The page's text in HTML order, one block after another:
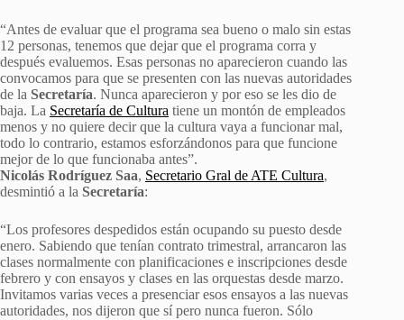
“Antes de evaluar que el programa sea bueno o malo sin estas
12 personas, tenemos que dejar que el programa corra y
después evaluemos. Esas personas no aparecieron cuando las
convocamos para que se presenten con las nuevas autoridades
de la Secretaría. Nunca aparecieron y por eso se les dio de
baja. La Secretaría de Cultura tiene un montón de empleados
menos y no quiere decir que la cultura vaya a funcionar mal,
todo lo contrario, estamos esforzándonos para que funcione
mejor de lo que funcionaba antes”.
Nicolás Rodríguez Saa, Secretario Gral de ATE Cultura,
desmintió a la Secretaría:
“Los profesores despedidos están ocupando su puesto desde
enero. Sabiendo que tenían contrato trimestral, arrancaron las
clases normalmente con planificaciones e inscripciones desde
febrero y con ensayos y clases en las orquestas desde marzo.
Invitamos varias veces a presenciar esos ensayos a las nuevas
autoridades, nos dijeron que sí pero nunca fueron. Sólo